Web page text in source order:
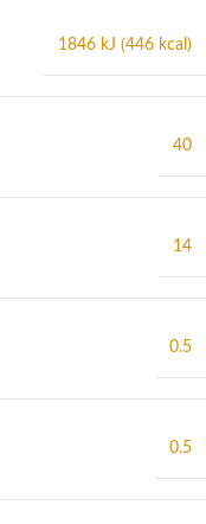
1846 kJ (446 kcal)
40
14
0.5
0.5